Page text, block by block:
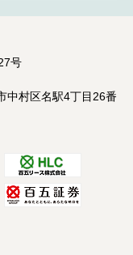
号
村区名駅4丁目26番